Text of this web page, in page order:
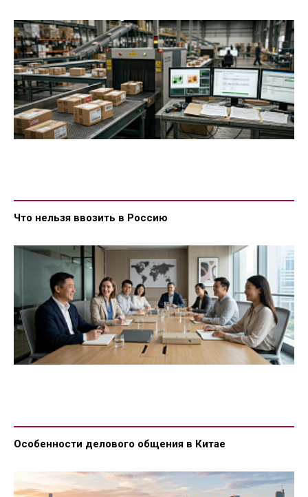
Что нельзя ввозить в Россию
Особенности делового общения в Китае